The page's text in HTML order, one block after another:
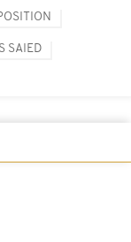
SAIED